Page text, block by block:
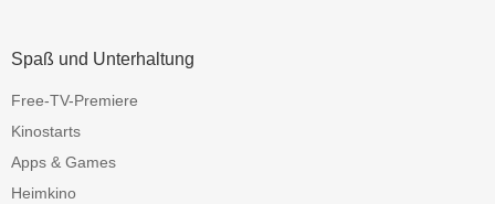
Spaß und Unterhaltung
Free-TV-Premiere
Kinostarts
Apps & Games
Heimkino